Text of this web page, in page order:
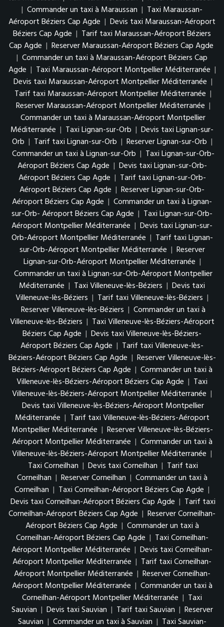
| Commander un taxi à Maraussan | Taxi Maraussan-
Aéroport Béziers Cap Agde | Devis taxi Maraussan-Aéroport
Béziers Cap Agde | Tarif taxi Maraussan-Aéroport Béziers
Cap Agde | Reserver Maraussan-Aéroport Béziers Cap Agde
| Commander un taxi à Maraussan-Aéroport Béziers Cap
Agde | Taxi Maraussan-Aéroport Montpellier Méditerranée |
Devis taxi Maraussan-Aéroport Montpellier Méditerranée |
Tarif taxi Maraussan-Aéroport Montpellier Méditerranée |
Reserver Maraussan-Aéroport Montpellier Méditerranée |
Commander un taxi à Maraussan-Aéroport Montpellier
Méditerranée | Taxi Lignan-sur-Orb | Devis taxi Lignan-sur-
Orb | Tarif taxi Lignan-sur-Orb | Reserver Lignan-sur-Orb |
Commander un taxi à Lignan-sur-Orb | Taxi Lignan-sur-Orb-
Aéroport Béziers Cap Agde | Devis taxi Lignan-sur-Orb-
Aéroport Béziers Cap Agde | Tarif taxi Lignan-sur-Orb-
Aéroport Béziers Cap Agde | Reserver Lignan-sur-Orb-
Aéroport Béziers Cap Agde | Commander un taxi à Lignan-
sur-Orb- Aéroport Béziers Cap Agde | Taxi Lignan-sur-Orb-
Aéroport Montpellier Méditerranée | Devis taxi Lignan-sur-
Orb-Aéroport Montpellier Méditerranée | Tarif taxi Lignan-
sur-Orb-Aéroport Montpellier Méditerranée | Reserver
Lignan-sur-Orb-Aéroport Montpellier Méditerranée |
Commander un taxi à Lignan-sur-Orb-Aéroport Montpellier
Méditerranée | Taxi Villeneuve-lès-Béziers | Devis taxi
Villeneuve-lès-Béziers | Tarif taxi Villeneuve-lès-Béziers |
Reserver Villeneuve-lès-Béziers | Commander un taxi à
Villeneuve-lès-Béziers | Taxi Villeneuve-lès-Béziers-Aéroport
Béziers Cap Agde | Devis taxi Villeneuve-lès-Béziers-
Aéroport Béziers Cap Agde | Tarif taxi Villeneuve-lès-
Béziers-Aéroport Béziers Cap Agde | Reserver Villeneuve-lès-
Béziers-Aéroport Béziers Cap Agde | Commander un taxi à
Villeneuve-lès-Béziers-Aéroport Béziers Cap Agde | Taxi
Villeneuve-lès-Béziers-Aéroport Montpellier Méditerranée |
Devis taxi Villeneuve-lès-Béziers-Aéroport Montpellier
Méditerranée | Tarif taxi Villeneuve-lès-Béziers-Aéroport
Montpellier Méditerranée | Reserver Villeneuve-lès-Béziers-
Aéroport Montpellier Méditerranée | Commander un taxi à
Villeneuve-lès-Béziers-Aéroport Montpellier Méditerranée |
Taxi Corneilhan | Devis taxi Corneilhan | Tarif taxi
Corneilhan | Reserver Corneilhan | Commander un taxi à
Corneilhan | Taxi Corneilhan-Aéroport Béziers Cap Agde |
Devis taxi Corneilhan-Aéroport Béziers Cap Agde | Tarif taxi
Corneilhan-Aéroport Béziers Cap Agde | Reserver Corneilhan-
Aéroport Béziers Cap Agde | Commander un taxi à
Corneilhan-Aéroport Béziers Cap Agde | Taxi Corneilhan-
Aéroport Montpellier Méditerranée | Devis taxi Corneilhan-
Aéroport Montpellier Méditerranée | Tarif taxi Corneilhan-
Aéroport Montpellier Méditerranée | Reserver Corneilhan-
Aéroport Montpellier Méditerranée | Commander un taxi à
Corneilhan-Aéroport Montpellier Méditerranée | Taxi
Sauvian | Devis taxi Sauvian | Tarif taxi Sauvian | Reserver
Sauvian | Commander un taxi à Sauvian | Taxi Sauvian-